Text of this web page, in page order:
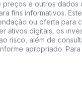
preços e outros
fins informativos.
ou oferta para
ativos digitais, os
risco, além de
apropriado.